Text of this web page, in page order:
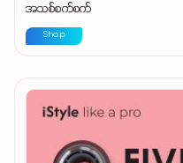
အသစ်စက်စက်
Shop